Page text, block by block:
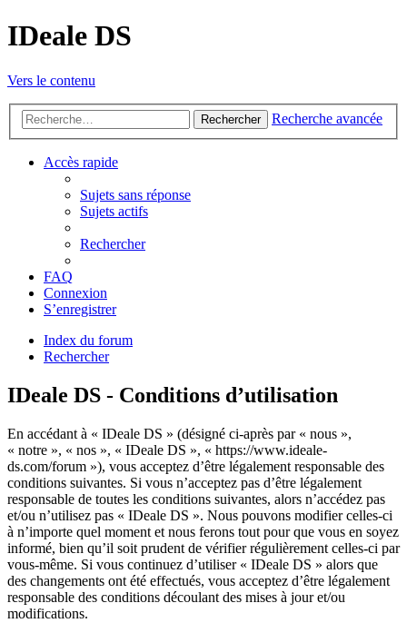
IDeale DS
Vers le contenu
Rechercher Recherche avancée
Accès rapide
Sujets sans réponse
Sujets actifs
Rechercher
FAQ
Connexion
S’enregistrer
Index du forum
Rechercher
IDeale DS - Conditions d’utilisation
En accédant à « IDeale DS » (désigné ci-après par « nous »,
« notre », « nos », « IDeale DS », « https://www.ideale-
ds.com/forum »), vous acceptez d’être légalement responsable des
conditions suivantes. Si vous n’acceptez pas d’être légalement
responsable de toutes les conditions suivantes, alors n’accédez pas
et/ou n’utilisez pas « IDeale DS ». Nous pouvons modifier celles-ci
à n’importe quel moment et nous ferons tout pour que vous en soyez
informé, bien qu’il soit prudent de vérifier régulièrement celles-ci par
vous-même. Si vous continuez d’utiliser « IDeale DS » alors que
des changements ont été effectués, vous acceptez d’être légalement
responsable des conditions découlant des mises à jour et/ou
modifications.